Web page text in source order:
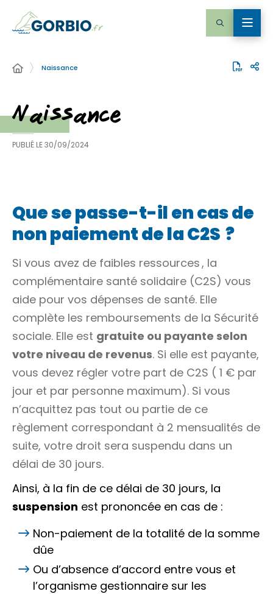
Naissance
Naissance
PUBLIÉ LE30/09/2024
Que se passe-t-il en cas de
non paiement de la C2S ?
Si vous avez de faibles ressources , la
complémentaire santé solidaire (C2S) vous
aide pour vos dépenses de santé. Elle
complète les remboursements de la Sécurité
sociale. Elle est gratuite ou payante selon
votre niveau de revenus. Si elle est payante,
vous devez régler votre part de C2S ( 1 € par
jour et par personne maximum). Si vous
n’acquittez pas tout ou partie de ce
règlement correspondant à 2 mensualités de
suite, votre droit sera suspendu dans un
délai de 30 jours.
Ainsi, à la fin de ce délai de 30 jours, la
suspension est prononcée en cas de :
Non-paiement de la totalité de la somme
dûe
Ou d’absence d’accord entre vous et
l’organisme gestionnaire sur les